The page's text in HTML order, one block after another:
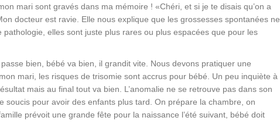
mari sont gravés dans ma mémoire ! «Chéri, et si je te disais qu’on a
docteur est ravie. Elle nous explique que les grossesses spontanées ne
elles sont juste plus rares ou plus espacées que pour les
bien, bébé va bien, il grandit vite. Nous devons pratiquer une
mari, les risques de trisomie sont accrus pour bébé. Un peu inquiète à
mais au final tout va bien. L’anomalie ne se retrouve pas dans son
soucis pour avoir des enfants plus tard. On prépare la chambre, on
prévoit une grande fête pour la naissance l’été suivant, bébé doit